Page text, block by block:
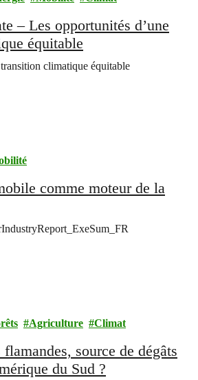
– Les opportunités d’une
équitable
climatique équitable
comme moteur de la
Agriculture Climat
source de dégâts
du Sud ?